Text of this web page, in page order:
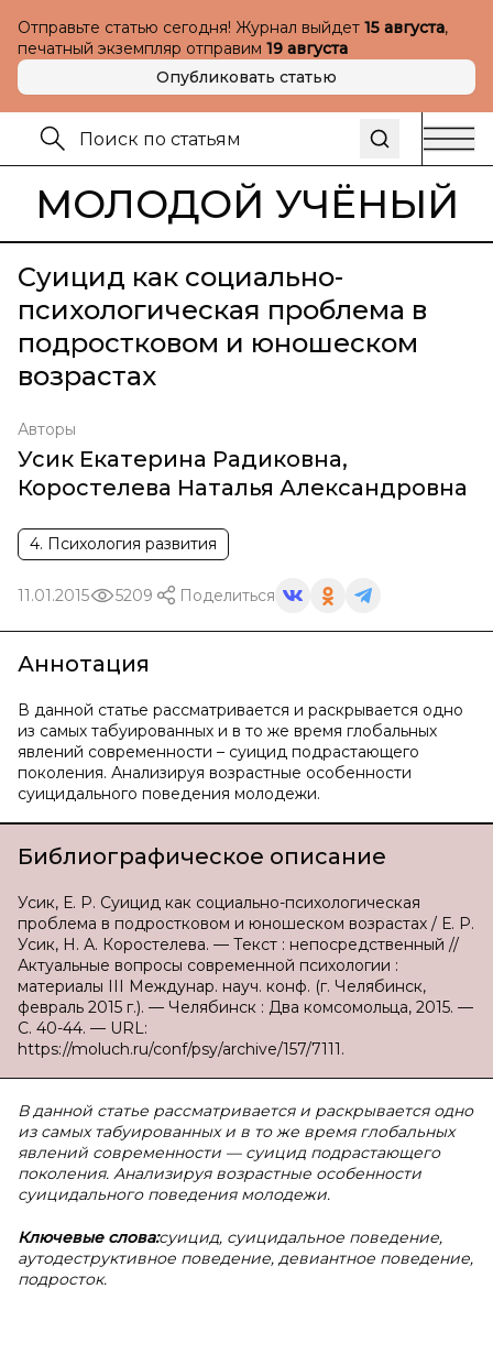
Отправьте статью сегодня! Журнал выйдет 15 августа,
печатный экземпляр отправим 19 августа
Опубликовать статью
МОЛОДОЙ УЧЁНЫЙ
Суицид как социально-
психологическая проблема в
подростковом и юношеском
возрастах
Авторы
Усик Екатерина Радиковна,
Коростелева Наталья Александровна
4. Психология развития
11.01.2015 5209 Поделиться
Аннотация
В данной статье рассматривается и раскрывается одно
из самых табуированных и в то же время глобальных
явлений современности – суицид подрастающего
поколения. Анализируя возрастные особенности
суицидального поведения молодежи.
Библиографическое описание
Усик, Е. Р. Суицид как социально-психологическая
проблема в подростковом и юношеском возрастах / Е. Р.
Усик, Н. А. Коростелева. — Текст : непосредственный //
Актуальные вопросы современной психологии :
материалы III Междунар. науч. конф. (г. Челябинск,
февраль 2015 г.). — Челябинск : Два комсомольца, 2015. —
С. 40-44. — URL:
https://moluch.ru/conf/psy/archive/157/7111.
В данной статье рассматривается и раскрывается одно
из самых табуированных и в то же время глобальных
явлений современности — суицид подрастающего
поколения. Анализируя возрастные особенности
суицидального поведения молодежи.
Ключевые слова:суицид, суицидальное поведение,
аутодеструктивное поведение, девиантное поведение,
подросток.